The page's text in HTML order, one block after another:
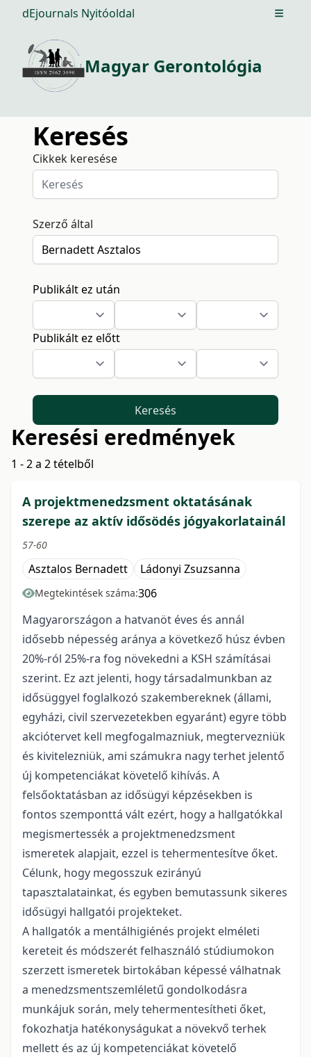
dEjournals Nyitóoldal Open
Magyar Gerontológia
Keresés
Cikkek keresése
Szerző által
Publikált ez után
Publikált ez előtt
Keresés
Keresési eredmények
1 - 2 a 2 tételből
A projektmenedzsment oktatásának
szerepe az aktív idősödés jógyakorlatainál
57-60
Asztalos Bernadett Ládonyi Zsuzsanna
Megtekintések száma:306
Magyarországon a hatvanöt éves és annál
idősebb népesség aránya a következő húsz évben
20%-ról 25%-ra fog növekedni a KSH számításai
szerint. Ez azt jelenti, hogy társadalmunkban az
idősüggyel foglalkozó szakembereknek (állami,
egyházi, civil szervezetekben egyaránt) egyre több
akciótervet kell megfogalmazniuk, megtervezniük
és kivitelezniük, ami számukra nagy terhet jelentő
új kompetenciákat követelő kihívás. A
felsőoktatásban az idősügyi képzésekben is
fontos szemponttá vált ezért, hogy a hallgatókkal
megismertessék a projektmenedzsment
ismeretek alapjait, ezzel is tehermentesítve őket.
Célunk, hogy megosszuk ezirányú
tapasztalatainkat, és egyben bemutassunk sikeres
idősügyi hallgatói projekteket.
A hallgatók a mentálhigiénés projekt elméleti
kereteit és módszerét felhasználó stúdiumokon
szerzett ismeretek birtokában képessé válhatnak
a menedzsmentszemléletű gondolkodásra
munkájuk során, mely tehermentesítheti őket,
fokozhatja hatékonyságukat a növekvő terhek
mellett és az új kompetenciákat követelő